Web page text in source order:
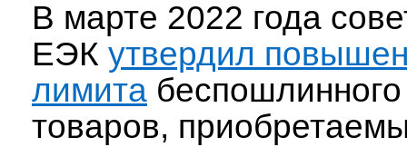
В марте 2022 года
ЕЭК утвердил
лимита
товаров,